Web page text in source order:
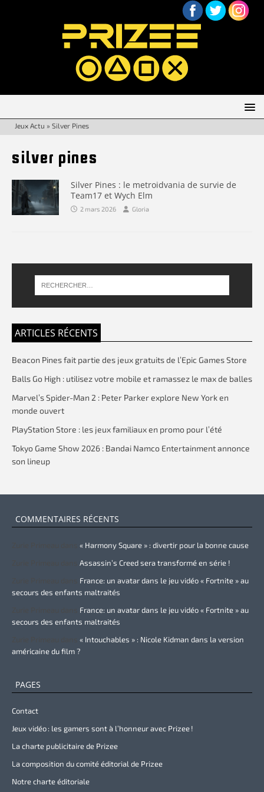
Jeux Actu » Silver Pines
silver pines
Silver Pines : le metroidvania de survie de
Team17 et Wych Elm
2 mars 2026 Gloria
ARTICLES RÉCENTS
Beacon Pines fait partie des jeux gratuits de l’Epic Games Store
Balls Go High : utilisez votre mobile et ramassez le max de balles
Marvel’s Spider-Man 2 : Peter Parker explore New York en
monde ouvert
PlayStation Store : les jeux familiaux en promo pour l’été
Tokyo Game Show 2026 : Bandai Namco Entertainment annonce
son lineup
COMMENTAIRES RÉCENTS
« Harmony Square » : divertir pour la bonne cause
Assassin’s Creed sera transformé en série !
France: un avatar dans le jeu vidéo « Fortnite » au
secours des enfants maltraités
France: un avatar dans le jeu vidéo « Fortnite » au
secours des enfants maltraités
« Intouchables » : Nicole Kidman dans la version
américaine du film ?
PAGES
Contact
Jeux vidéo : les gamers sont à l’honneur avec Prizee !
La charte publicitaire de Prizee
La composition du comité éditorial de Prizee
Notre charte éditoriale